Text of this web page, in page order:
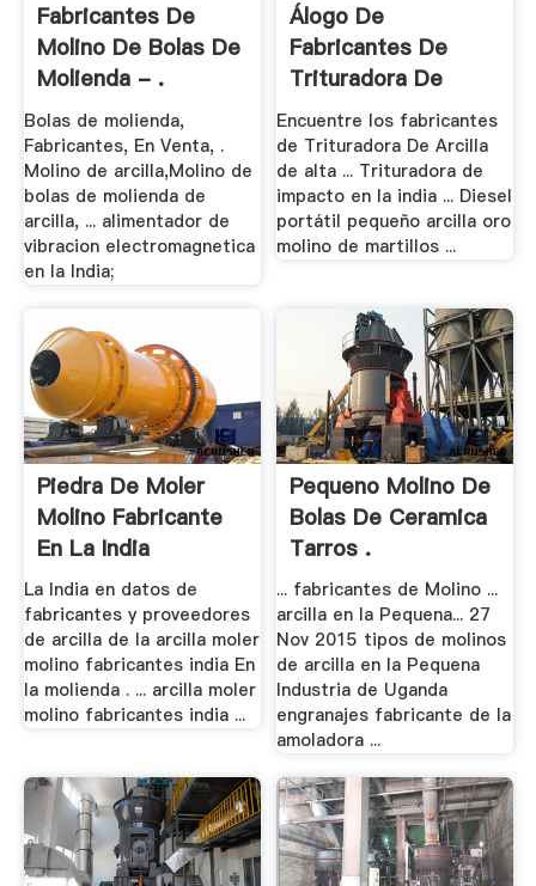
Fabricantes De
Molino De Bolas De
Molienda - .
Bolas de molienda,
Fabricantes, En Venta, .
Molino de arcilla,Molino de
bolas de molienda de
arcilla, ... alimentador de
vibracion electromagnetica
en la India;
Álogo De
Fabricantes De
Trituradora De
Arcilla .
Encuentre los fabricantes
de Trituradora De Arcilla
de alta ... Trituradora de
impacto en la india ... Diesel
portátil pequeño arcilla oro
molino de martillos ...
Piedra De Moler
Molino Fabricante
En La India
La India en datos de
fabricantes y proveedores
de arcilla de la arcilla moler
molino fabricantes india En
la molienda . ... arcilla moler
molino fabricantes india ...
Pequeno Molino De
Bolas De Ceramica
Tarros .
... fabricantes de Molino ...
arcilla en la Pequena... 27
Nov 2015 tipos de molinos
de arcilla en la Pequena
Industria de Uganda
engranajes fabricante de la
amoladora ...